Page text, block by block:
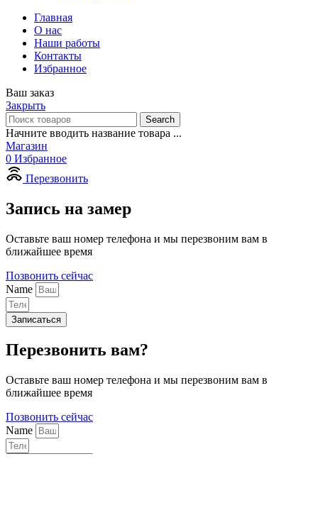
Главная
О нас
Наши работы
Контакты
Избранное
Ваш заказ
Закрыть
Search
Начните вводить название товара ...
Магазин
0 Избранное
Перезвонить
Запись на замер
Оставьте ваш номер телефона и мы перезвоним вам в
ближайшее время
Позвонить сейчас
Name
Записаться
Перезвонить вам?
Оставьте ваш номер телефона и мы перезвоним вам в
ближайшее время
Позвонить сейчас
Name